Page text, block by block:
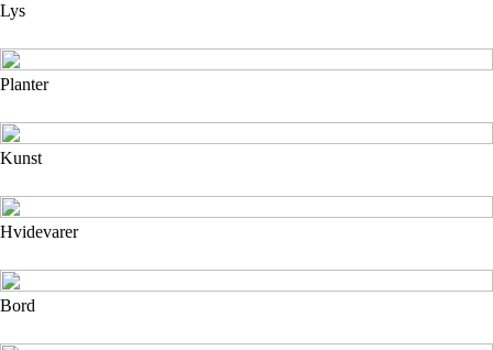
Lys
Planter
Kunst
Hvidevarer
Bord